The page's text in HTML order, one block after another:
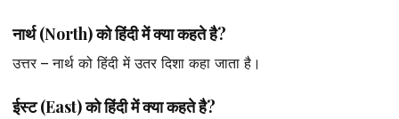
नार्थ (North) को हिंदी में क्या कहते है?
उत्तर – नार्थ को हिंदी में उतर दिशा कहा जाता है।
ईस्ट (East) को हिंदी में क्या कहते है?